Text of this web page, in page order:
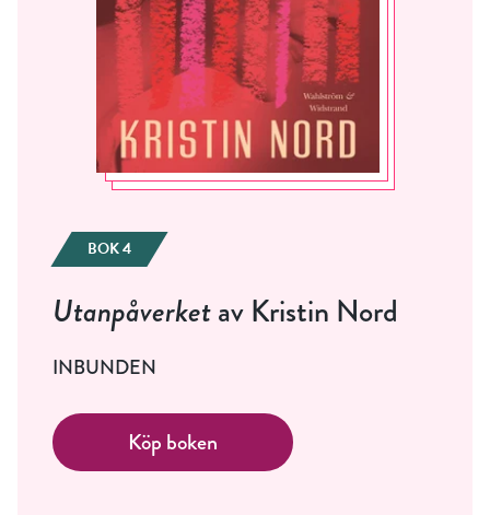
BOK 4
Utanpåverketav Kristin Nord
INBUNDEN
Köp boken